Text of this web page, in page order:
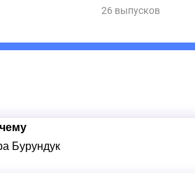
26 выпусков
Бурундук